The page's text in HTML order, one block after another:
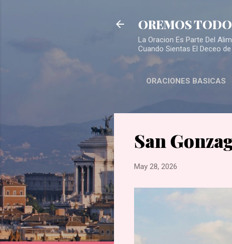
OREMOS
La Oracion Es Parte Del
Cuando Sientas El Deceo
ORACIONES BASICAS
San
May 28, 2026